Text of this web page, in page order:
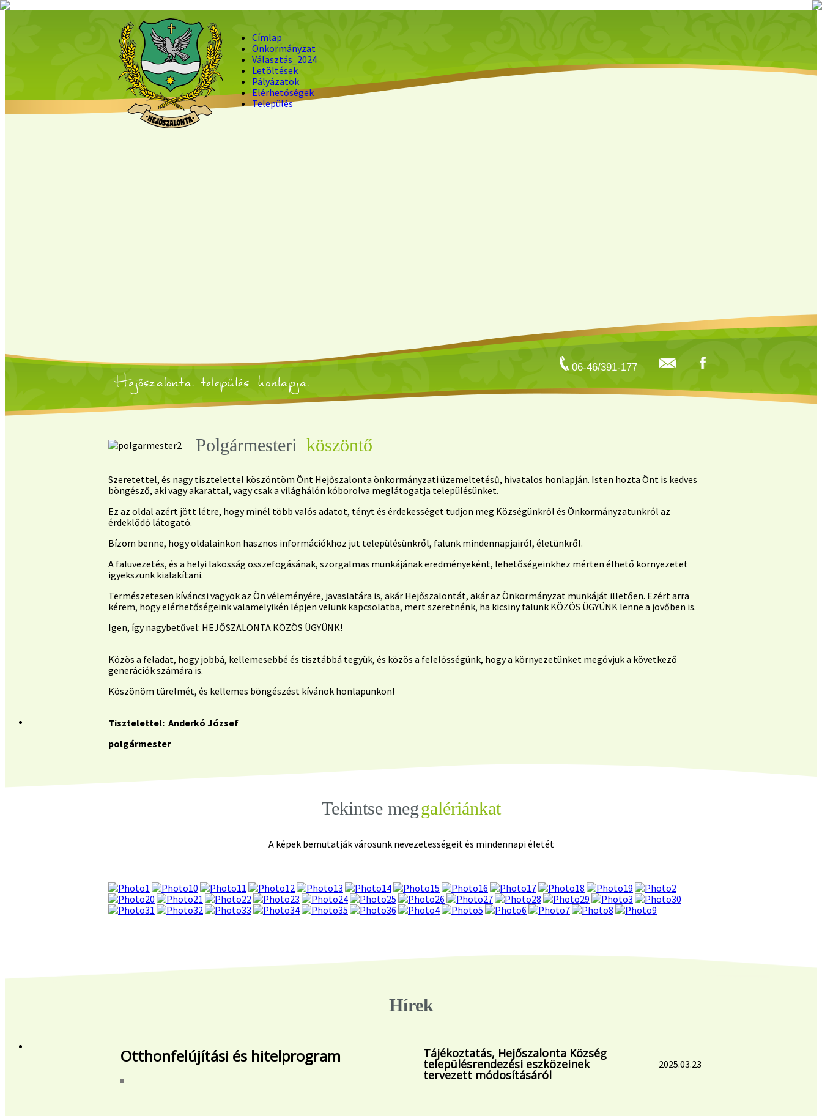
Címlap
Önkormányzat
Választás_2024
Letöltések
Pályázatok
Elérhetőségek
Település
06-46/391-177
Polgármesteri köszöntő
Szeretettel, és nagy tisztelettel köszöntöm Önt Hejőszalonta önkormányzati üzemeltetésű, hivatalos honlapján. Isten hozta Önt is kedves
böngésző, aki vagy akarattal, vagy csak a világhálón kóborolva meglátogatja településünket.
Ez az oldal azért jött létre, hogy minél több valós adatot, tényt és érdekességet tudjon meg Községünkről és Önkormányzatunkról az
érdeklődő látogató.
Bízom benne, hogy oldalainkon hasznos információkhoz jut településünkről, falunk mindennapjairól, életünkről.
A faluvezetés, és a helyi lakosság összefogásának, szorgalmas munkájának eredményeként, lehetőségeinkhez mérten élhető környezetet
igyekszünk kialakítani.
Természetesen kíváncsi vagyok az Ön véleményére, javaslatára is, akár Hejőszalontát, akár az Önkormányzat munkáját illetően. Ezért arra
kérem, hogy elérhetőségeink valamelyikén lépjen velünk kapcsolatba, mert szeretnénk, ha kicsiny falunk KÖZÖS ÜGYÜNK lenne a jövőben is.
Igen, így nagybetűvel: HEJŐSZALONTA KÖZÖS ÜGYÜNK!
Közös a feladat, hogy jobbá, kellemesebbé és tisztábbá tegyük, és közös a felelősségünk, hogy a környezetünket megóvjuk a következő
generációk számára is.
Köszönöm türelmét, és kellemes böngészést kívánok honlapunkon!
Tisztelettel: Anderkó József
polgármester
Tekintse meggalériánkat
A képek bemutatják városunk nevezetességeit és mindennapi életét
Hírek
Otthonfelújítási és hitelprogram Tájékoztatás, Hejőszalonta Község
településrendezési eszközeinek
tervezett módosításáról
2025.03.23